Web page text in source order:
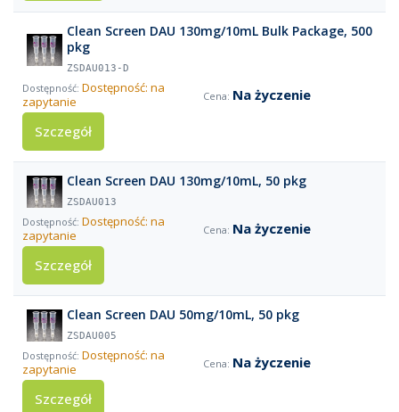
Clean Screen DAU 130mg/10mL Bulk Package, 500
pkg
ZSDAU013-D
Dostępność: na
zapytanie
Na życzenie
Szczegół
Clean Screen DAU 130mg/10mL, 50 pkg
ZSDAU013
Dostępność: na
zapytanie
Na życzenie
Szczegół
Clean Screen DAU 50mg/10mL, 50 pkg
ZSDAU005
Dostępność: na
zapytanie
Na życzenie
Szczegół